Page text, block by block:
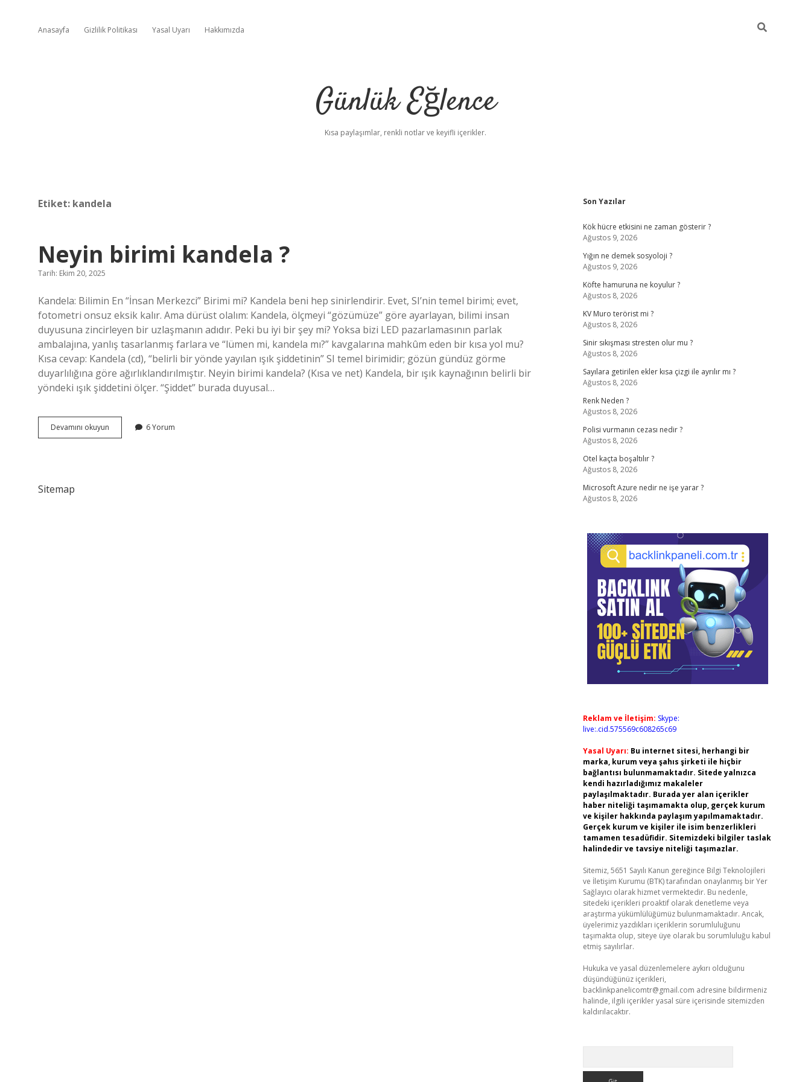
Anasayfa Gizlilik Politikası Yasal Uyarı Hakkımızda
Günlük Eğlence
Kısa paylaşımlar, renkli notlar ve keyifli içerikler.
Etiket: kandela
Neyin birimi kandela ?
Tarih: Ekim 20, 2025
Kandela: Bilimin En “İnsan Merkezci” Birimi mi? Kandela beni hep sinirlendirir. Evet, SI’nin temel birimi; evet,
fotometri onsuz eksik kalır. Ama dürüst olalım: Kandela, ölçmeyi “gözümüze” göre ayarlayan, bilimi insan
duyusuna zincirleyen bir uzlaşmanın adıdır. Peki bu iyi bir şey mi? Yoksa bizi LED pazarlamasının parlak
ambalajına, yanlış tasarlanmış farlara ve “lümen mi, kandela mı?” kavgalarına mahkûm eden bir kısa yol mu?
Kısa cevap: Kandela (cd), “belirli bir yönde yayılan ışık şiddetinin” SI temel birimidir; gözün gündüz görme
duyarlılığına göre ağırlıklandırılmıştır. Neyin birimi kandela? (Kısa ve net) Kandela, bir ışık kaynağının belirli bir
yöndeki ışık şiddetini ölçer. “Şiddet” burada duyusal…
Devamını okuyun
birimi
6 Yorum
Sitemap
Sidebar
Son Yazılar
Kök hücre etkisini ne zaman gösterir ?
Ağustos 9, 2026
Yığın ne demek sosyoloji ?
Ağustos 9, 2026
Köfte hamuruna ne koyulur ?
Ağustos 8, 2026
KV Muro terörist mi ?
Ağustos 8, 2026
Sinir sıkışması stresten olur mu ?
Ağustos 8, 2026
Sayılara getirilen ekler kısa çizgi ile ayrılır mı ?
Ağustos 8, 2026
Renk Neden ?
Ağustos 8, 2026
Polisi vurmanın cezası nedir ?
Ağustos 8, 2026
Otel kaçta boşaltılır ?
Ağustos 8, 2026
Microsoft Azure nedir ne işe yarar ?
Ağustos 8, 2026
Reklam ve İletişim: Skype:
live:.cid.575569c608265c69
Yasal Uyarı: Bu internet sitesi, herhangi bir
marka, kurum veya şahıs şirketi ile hiçbir
bağlantısı bulunmamaktadır. Sitede yalnızca
kendi hazırladığımız makaleler
paylaşılmaktadır. Burada yer alan içerikler
haber niteliği taşımamakta olup, gerçek kurum
ve kişiler hakkında paylaşım yapılmamaktadır.
Gerçek kurum ve kişiler ile isim benzerlikleri
tamamen tesadüfidir. Sitemizdeki bilgiler taslak
halindedir ve tavsiye niteliği taşımazlar.
Sitemiz, 5651 Sayılı Kanun gereğince Bilgi Teknolojileri
ve İletişim Kurumu (BTK) tarafından onaylanmış bir Yer
Sağlayıcı olarak hizmet vermektedir. Bu nedenle,
sitedeki içerikleri proaktif olarak denetleme veya
araştırma yükümlülüğümüz bulunmamaktadır. Ancak,
üyelerimiz yazdıkları içeriklerin sorumluluğunu
taşımakta olup, siteye üye olarak bu sorumluluğu kabul
etmiş sayılırlar.
Hukuka ve yasal düzenlemelere aykırı olduğunu
düşündüğünüz içerikleri,
backlinkpanelicomtr@gmail.com adresine bildirmeniz
halinde, ilgili içerikler yasal süre içerisinde sitemizden
kaldırılacaktır.
tambet girişbonus veren bahis siteleri